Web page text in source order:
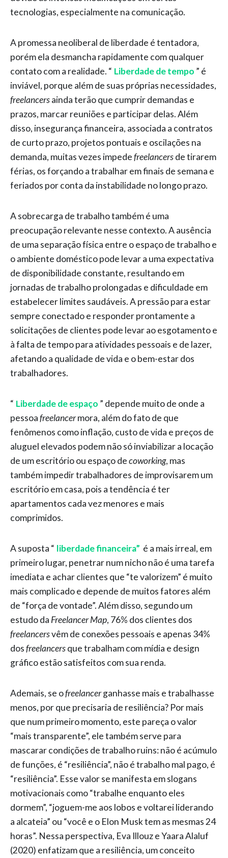
tecnologias, especialmente na comunicação.
A promessa neoliberal de liberdade é tentadora,
porém ela desmancha rapidamente com qualquer
contato com a realidade. “ Liberdade de tempo ” é
inviável, porque além de suas próprias necessidades,
freelancersainda terão que cumprir demandas e
prazos, marcar reuniões e participar delas. Além
disso, insegurança financeira, associada a contratos
de curto prazo, projetos pontuais e oscilações na
demanda, muitas vezes impedefreelancersde tirarem
férias, os forçando a trabalhar em finais de semana e
feriados por conta da instabilidade no longo prazo.
A sobrecarga de trabalho também é uma
preocupação relevante nesse contexto. A ausência
de uma separação física entre o espaço de trabalho e
o ambiente doméstico pode levar a uma expectativa
de disponibilidade constante, resultando em
jornadas de trabalho prolongadas e dificuldade em
estabelecer limites saudáveis. A pressão para estar
sempre conectado e responder prontamente a
solicitações de clientes pode levar ao esgotamento e
à falta de tempo para atividades pessoais e de lazer,
afetando a qualidade de vida e o bem-estar dos
trabalhadores.
“ Liberdade de espaço ” depende muito de onde a
pessoafreelancermora, além do fato de que
fenômenos como inflação, custo de vida e preços de
aluguel elevados podem não só inviabilizar a locação
de um escritório ou espaço decoworking, mas
também impedir trabalhadores de improvisarem um
escritório em casa, pois a tendência é ter
apartamentos cada vez menores e mais
comprimidos.
A suposta “ liberdade financeira” é a mais irreal, em
primeiro lugar, penetrar num nicho não é uma tarefa
imediata e achar clientes que “te valorizem” é muito
mais complicado e depende de muitos fatores além
de “força de vontade”. Além disso, segundo um
estudo da Freelancer Map, 76% dos clientes dos
freelancersvêm de conexões pessoais e apenas 34%
dosfreelancersque trabalham com mídia e design
gráfico estão satisfeitos com sua renda.
Ademais, se ofreelancerganhasse mais e trabalhasse
menos, por que precisaria de resiliência? Por mais
que num primeiro momento, este pareça o valor
“mais transparente”, ele também serve para
mascarar condições de trabalho ruins: não é acúmulo
de funções, é “resiliência”, não é trabalho mal pago, é
“resiliência”. Esse valor se manifesta em slogans
motivacionais como “trabalhe enquanto eles
dormem”, “joguem-me aos lobos e voltarei liderando
a alcateia” ou “você e o Elon Musk tem as mesmas 24
horas”. Nessa perspectiva, Eva Illouz e Yaara Alaluf
(2020) enfatizam que a resiliência, um conceito